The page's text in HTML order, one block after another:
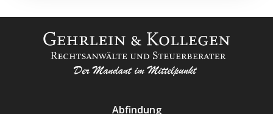
Abfindung